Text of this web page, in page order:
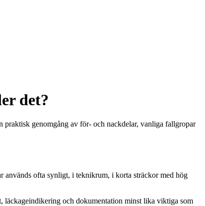
det?
genomgång av för- och nackdelar, vanliga fallgropar
används ofta synligt, i teknikrum, i korta sträckor med hög
läckageindikering och dokumentation minst lika viktiga som